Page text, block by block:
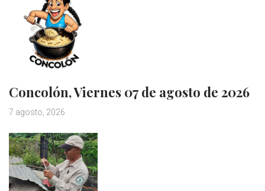
Concolón, Viernes 07 de agosto de 2026
7 agosto, 2026